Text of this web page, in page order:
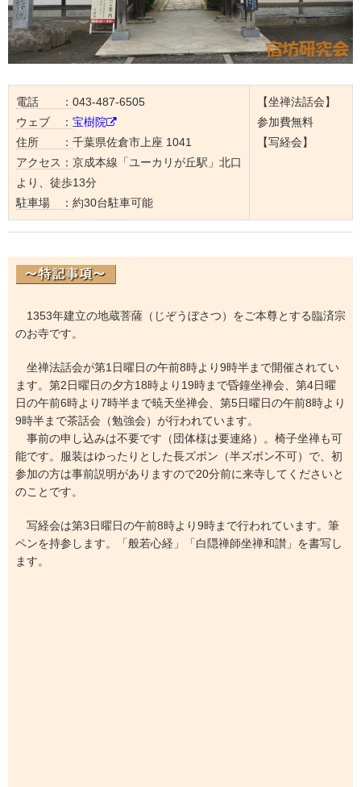
電話 ： 043-487-6505
ウェブ ： 宝樹院
住所 ： 千葉県佐倉市上座 1041
アクセス： 京成本線「ユーカリが丘駅」北口
より、徒歩13分
駐車場 ： 約30台駐車可能
【坐禅法話会】
参加費無料
【写経会】
1353年建立の地蔵菩薩（じぞうぼさつ）をご本尊とする臨済宗
のお寺です。
坐禅法話会が第1日曜日の午前8時より9時半まで開催されてい
ます。第2日曜日の夕方18時より19時まで昏鐘坐禅会、第4日曜
日の午前6時より7時半まで暁天坐禅会、第5日曜日の午前8時より
9時半まで茶話会（勉強会）が行われています。
事前の申し込みは不要です（団体様は要連絡）。椅子坐禅も可
能です。服装はゆったりとした長ズボン（半ズボン不可）で、初
参加の方は事前説明がありますので20分前に来寺してくださいと
のことです。
写経会は第3日曜日の午前8時より9時まで行われています。筆
ペンを持参します。「般若心経」「白隠禅師坐禅和讃」を書写し
ます。